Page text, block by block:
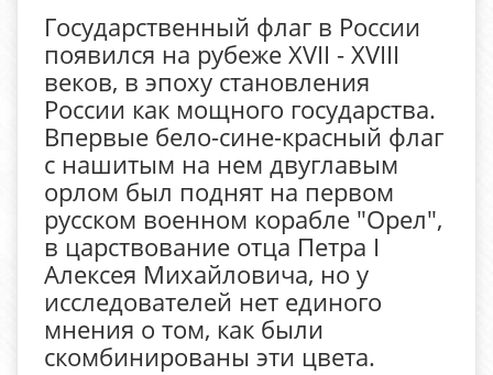
Государственный флаг в России
появился на рубеже XVII - XVIII
веков, в эпоху становления
России как мощного государства.
Впервые бело-сине-красный флаг
с нашитым на нем двуглавым
орлом был поднят на первом
русском военном корабле "Орел",
в царствование отца Петра I
Алексея Михайловича, но у
исследователей нет единого
мнения о том, как были
скомбинированы эти цвета.